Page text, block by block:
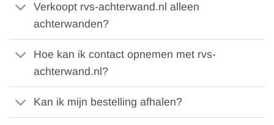
Verkoopt rvs-achterwand.nl alleen
achterwanden?
Hoe kan ik contact opnemen met rvs-
achterwand.nl?
Kan ik mijn bestelling afhalen?